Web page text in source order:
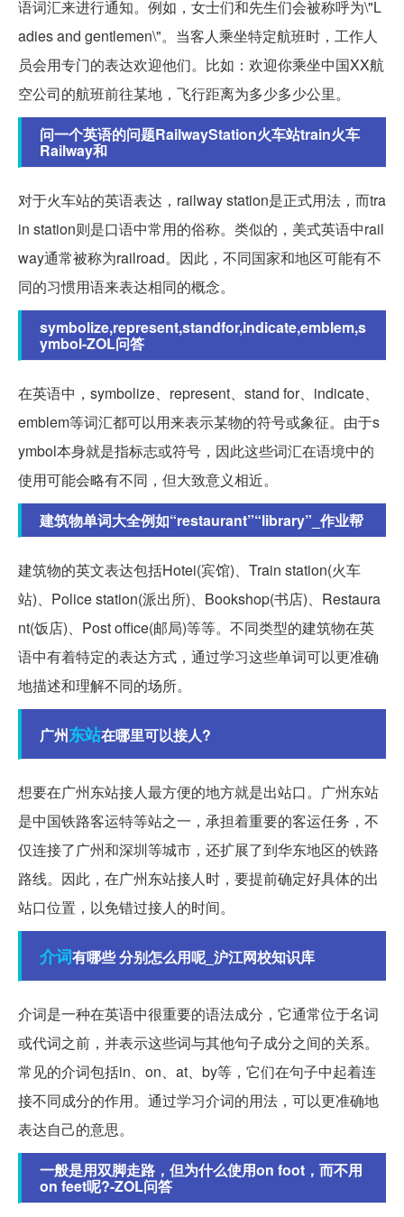
语词汇来进行通知。例如，女士们和先生们会被称呼为\"L
adies and gentlemen\"。当客人乘坐特定航班时，工作人
员会用专门的表达欢迎他们。比如：欢迎你乘坐中国XX航
空公司的航班前往某地，飞行距离为多少多少公里。
问一个英语的问题RailwayStation火车站train火车
Railway和
对于火车站的英语表达，railway station是正式用法，而tra
in station则是口语中常用的俗称。类似的，美式英语中rail
way通常被称为railroad。因此，不同国家和地区可能有不
同的习惯用语来表达相同的概念。
symbolize,represent,standfor,indicate,emblem,s
ymbol-ZOL问答
在英语中，symbolize、represent、stand for、indicate、
emblem等词汇都可以用来表示某物的符号或象征。由于s
ymbol本身就是指标志或符号，因此这些词汇在语境中的
使用可能会略有不同，但大致意义相近。
建筑物单词大全例如“restaurant”“library”_作业帮
建筑物的英文表达包括Hotei(宾馆)、Train station(火车
站)、Police station(派出所)、Bookshop(书店)、Restaura
nt(饭店)、Post office(邮局)等等。不同类型的建筑物在英
语中有着特定的表达方式，通过学习这些单词可以更准确
地描述和理解不同的场所。
广州东站在哪里可以接人?
想要在广州东站接人最方便的地方就是出站口。广州东站
是中国铁路客运特等站之一，承担着重要的客运任务，不
仅连接了广州和深圳等城市，还扩展了到华东地区的铁路
路线。因此，在广州东站接人时，要提前确定好具体的出
站口位置，以免错过接人的时间。
介词有哪些 分别怎么用呢_沪江网校知识库
介词是一种在英语中很重要的语法成分，它通常位于名词
或代词之前，并表示这些词与其他句子成分之间的关系。
常见的介词包括in、on、at、by等，它们在句子中起着连
接不同成分的作用。通过学习介词的用法，可以更准确地
表达自己的意思。
一般是用双脚走路，但为什么使用on foot，而不用
on feet呢?-ZOL问答